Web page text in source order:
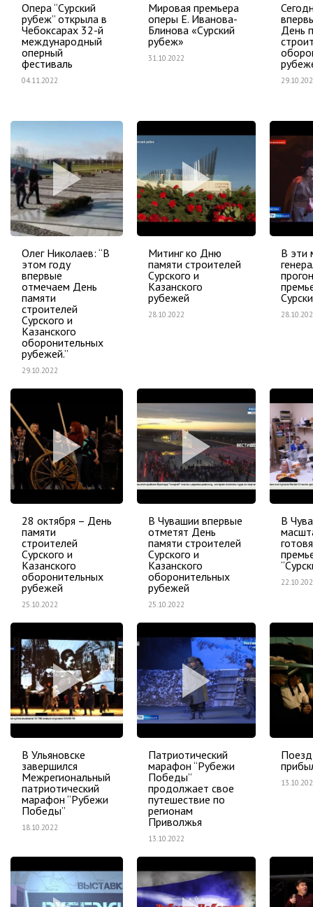
Опера “Сурский
рубеж” открыла в
Чебоксарах 32-й
международный
оперный
фестиваль
04.11.2022
Мировая премьера
оперы Е. Иванова-
Блинова «Сурский
рубеж»
31.10.2022
День
Олег Николаев: “В
этом году
впервые
отмечаем День
памяти
строителей
Сурского и
Казанского
оборонительных
рубежей.”
29.10.2022
Митинг ко Дню
памяти строителей
Сурского и
Казанского
рубежей
28.10.2022
В эти
28 октября – День
памяти
строителей
Сурского и
Казанского
оборонительных
рубежей
25.10.2022
В Чувашии впервые
отметят День
памяти строителей
Сурского и
Казанского
оборонительных
рубежей
25.10.2022
В
В Ульяновске
завершился
Межрегиональный
патриотический
марафон “Рубежи
Победы”
18.10.2022
Патриотический
марафон “Рубежи
Победы”
продолжает свое
путешествие по
регионам
Приволжья
13.10.2022